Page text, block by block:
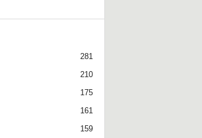
281
210
175
161
159